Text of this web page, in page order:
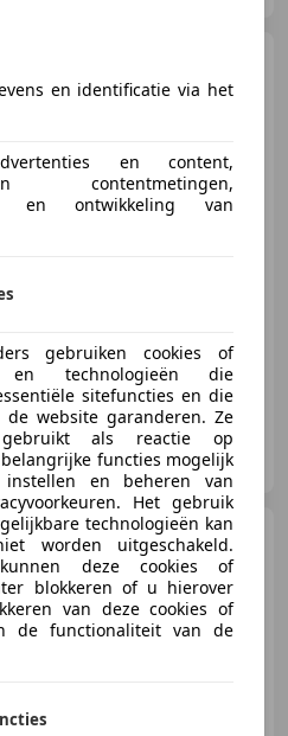
TSi 110pk DSG-7 R-Line | Camera
| Keyless | Na
€ 24.900 1
Benzine
SEAT Ibiza1.0 TSi 95 pk Style
Business Intense | Facelift |
en identificatie via het
en content,
contentmetingen,
en ontwikkeling van
gebruiken cookies of
en technologieën die
sitefuncties en die
website garanderen. Ze
als reactie op
functies mogelijk
en beheren van
Het gebruik
technologieën kan
worden uitgeschakeld.
deze cookies of
blokkeren of u hierover
van deze cookies of
de functionaliteit van de